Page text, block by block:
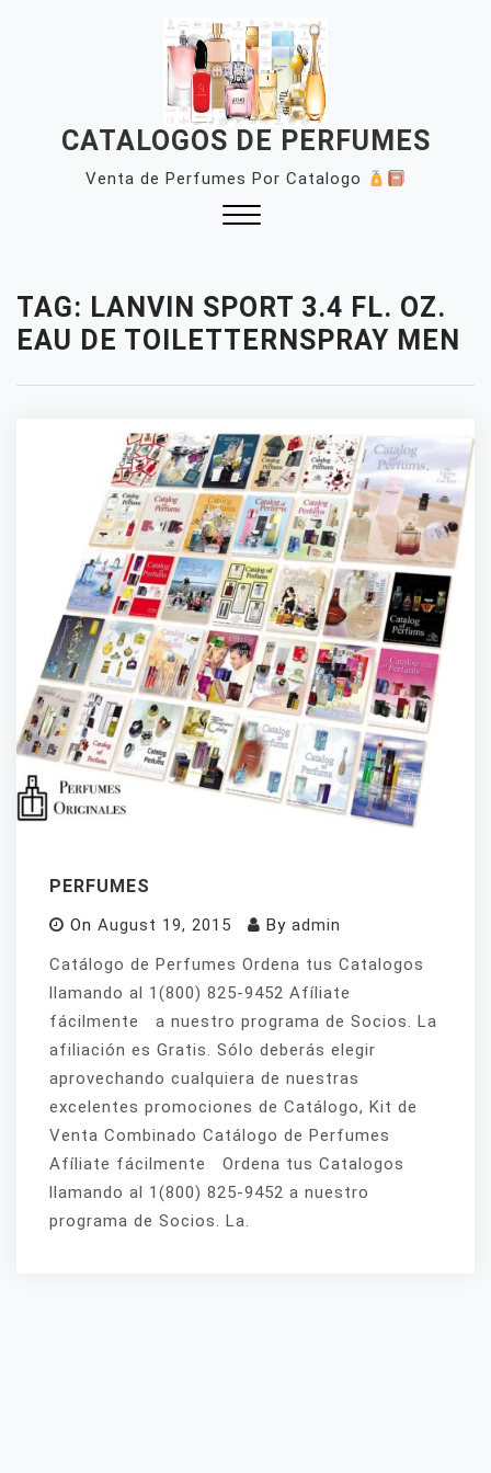
CATALOGOS DE PERFUMES
Venta de Perfumes Por Catalogo
TAG: LANVIN SPORT 3.4 FL. OZ.
EAU DE TOILETTERNSPRAY MEN
PERFUMES
On August 19, 2015 By admin
Catálogo de Perfumes Ordena tus Catalogos
llamando al 1(800) 825-9452 Afíliate
fácilmente a nuestro programa de Socios. La
afiliación es Gratis. Sólo deberás elegir
aprovechando cualquiera de nuestras
excelentes promociones de Catálogo, Kit de
Venta Combinado Catálogo de Perfumes
Afíliate fácilmente Ordena tus Catalogos
llamando al 1(800) 825-9452 a nuestro
programa de Socios. La.